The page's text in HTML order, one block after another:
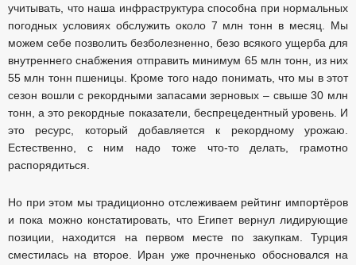
учитывать, что наша инфраструктура способна при нормальных
погодных условиях обслужить около 7 млн тонн в месяц. Мы
можем себе позволить безболезненно, безо всякого ущерба для
внутреннего снабжения отправить минимум 65 млн тонн, из них
55 млн тонн пшеницы. Кроме того надо понимать, что мы в этот
сезон вошли с рекордными запасами зерновых – свыше 30 млн
тонн, а это рекордные показатели, беспрецедентный уровень. И
это ресурс, который добавляется к рекордному урожаю.
Естественно, с ним надо тоже что-то делать, грамотно
распорядиться.
Но при этом мы традиционно отслеживаем рейтинг импортёров
и пока можно констатировать, что Египет вернул лидирующие
позиции, находится на первом месте по закупкам. Турция
сместилась на второе. Иран уже прочненько обосновался на